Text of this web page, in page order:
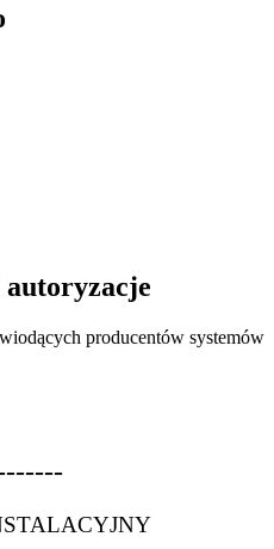
autoryzacje
producentów systemów